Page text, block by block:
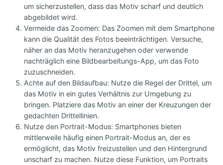
um sicherzustellen, dass das Motiv scharf und deutlich
abgebildet wird.
Vermeide das Zoomen: Das Zoomen mit dem Smartphone
kann die Qualität des Fotos beeinträchtigen. Versuche,
näher an das Motiv heranzugehen oder verwende
nachträglich eine Bildbearbeitungs-App, um das Foto
zuzuschneiden.
Achte auf den Bildaufbau: Nutze die Regel der Drittel, um
das Motiv in ein gutes Verhältnis zur Umgebung zu
bringen. Platziere das Motiv an einer der Kreuzungen der
gedachten Drittellinien.
Nutze den Portrait-Modus: Smartphones bieten
mittlerweile häufig einen Portrait-Modus an, der es
ermöglicht, das Motiv freizustellen und den Hintergrund
unscharf zu machen. Nutze diese Funktion, um Portraits